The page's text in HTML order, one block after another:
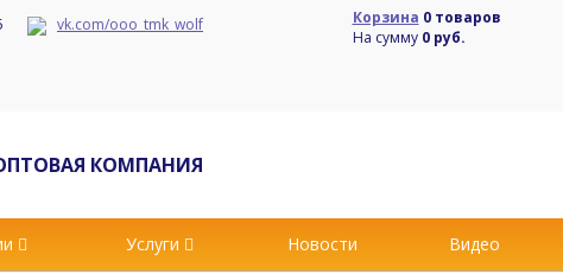
vk.com/ooo_tmk_wolf Корзина 0 товаров
На сумму 0 руб.
КОМПАНИЯ
Услуги Новости Видео